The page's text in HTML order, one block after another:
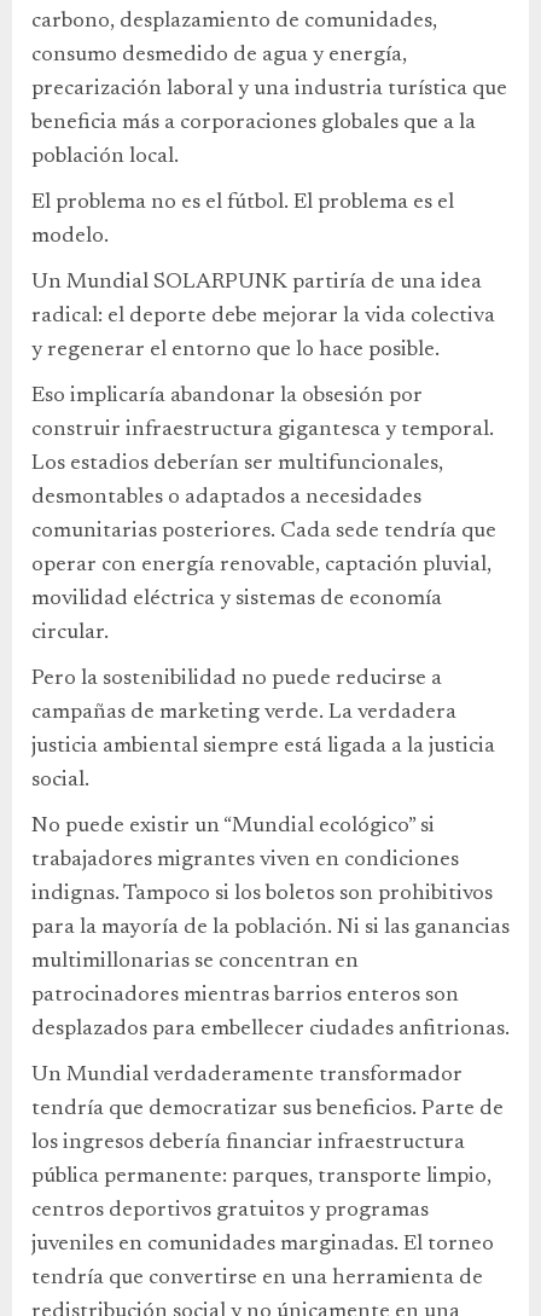
carbono, desplazamiento de comunidades,
consumo desmedido de agua y energía,
precarización laboral y una industria turística que
beneficia más a corporaciones globales que a la
población local.
El problema no es el fútbol. El problema es el
modelo.
Un Mundial SOLARPUNK partiría de una idea
radical: el deporte debe mejorar la vida colectiva
y regenerar el entorno que lo hace posible.
Eso implicaría abandonar la obsesión por
construir infraestructura gigantesca y temporal.
Los estadios deberían ser multifuncionales,
desmontables o adaptados a necesidades
comunitarias posteriores. Cada sede tendría que
operar con energía renovable, captación pluvial,
movilidad eléctrica y sistemas de economía
circular.
Pero la sostenibilidad no puede reducirse a
campañas de marketing verde. La verdadera
justicia ambiental siempre está ligada a la justicia
social.
No puede existir un “Mundial ecológico” si
trabajadores migrantes viven en condiciones
indignas. Tampoco si los boletos son prohibitivos
para la mayoría de la población. Ni si las ganancias
multimillonarias se concentran en
patrocinadores mientras barrios enteros son
desplazados para embellecer ciudades anfitrionas.
Un Mundial verdaderamente transformador
tendría que democratizar sus beneficios. Parte de
los ingresos debería financiar infraestructura
pública permanente: parques, transporte limpio,
centros deportivos gratuitos y programas
juveniles en comunidades marginadas. El torneo
tendría que convertirse en una herramienta de